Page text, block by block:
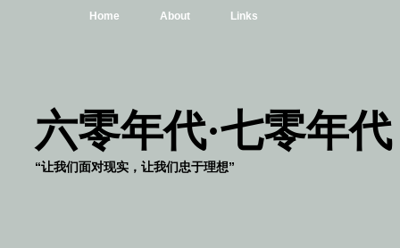
Home About Links
六零年代·七零年代
“让我们面对现实，让我们忠于理想”